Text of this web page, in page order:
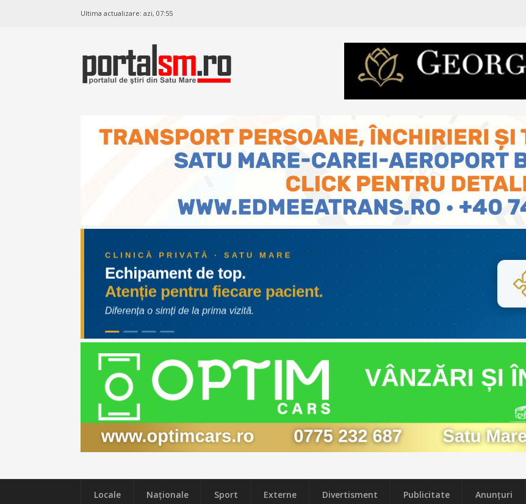
Ultima actualizare: azi, 07:55
Locale Naţionale Sport Externe Divertisment Publicitate Anunțuri